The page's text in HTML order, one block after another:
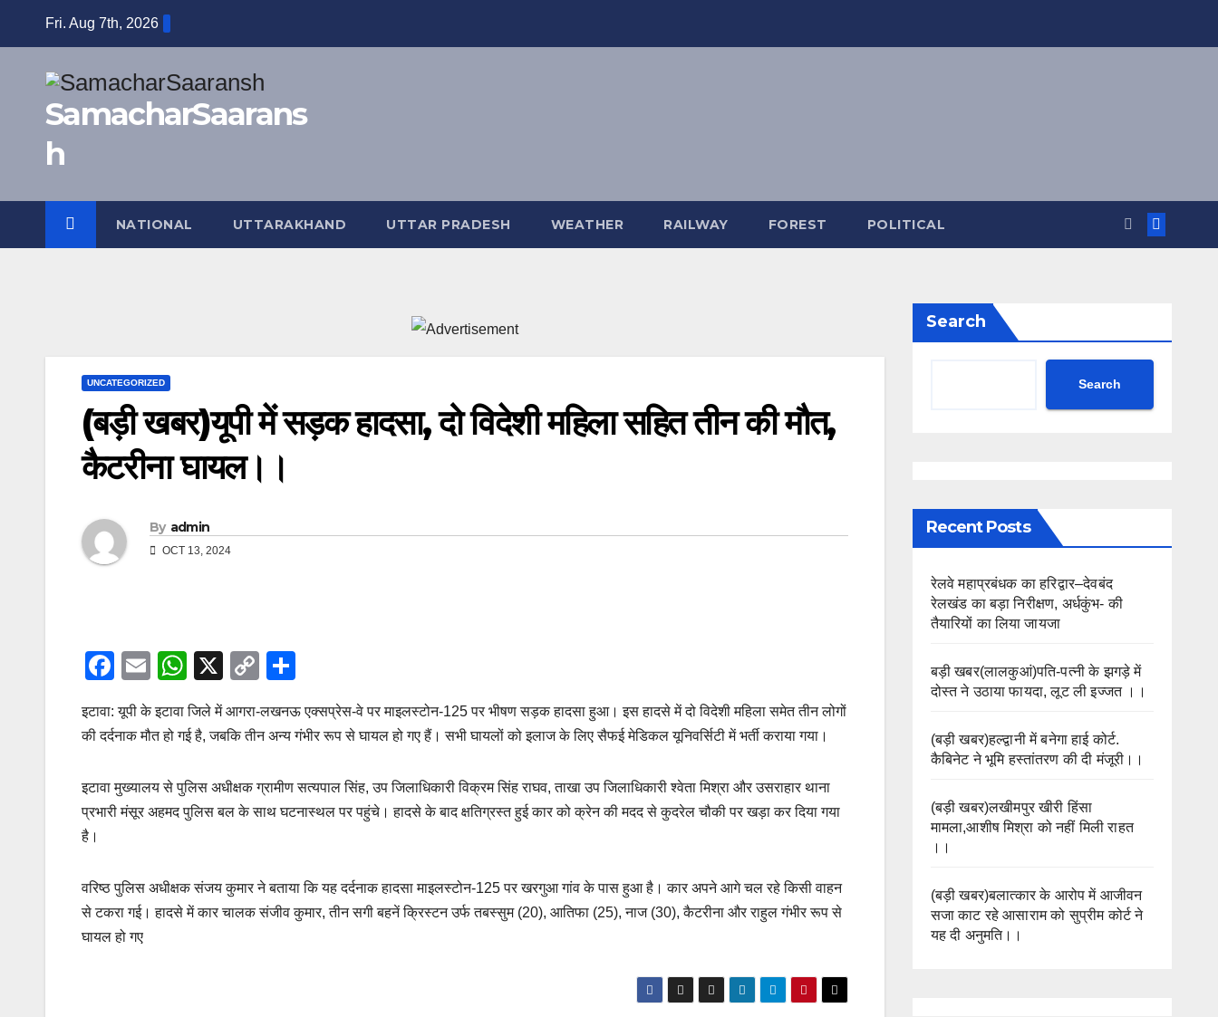
Fri. Aug 7th, 2026
SamacharSaarans
h
NATIONAL UTTARAKHAND UTTAR PRADESH WEATHER RAILWAY FOREST POLITICAL
UNCATEGORIZED
(बड़ी खबर)यूपी में सड़क हादसा, दो विदेशी महिला सहित तीन की मौत,
कैटरीना घायल।।
By admin
OCT 13, 2024
F
c
b
o
E
ail
W
at
s
A
p
X
C
p
Li
n
ar
इटावा: यूपी के इटावा जिले में आगरा-लखनऊ एक्सप्रेस-वे पर माइलस्टोन-125 पर भीषण सड़क हादसा हुआ। इस हादसे में दो विदेशी महिला समेत तीन लोगों
की दर्दनाक मौत हो गई है, जबकि तीन अन्य गंभीर रूप से घायल हो गए हैं। सभी घायलों को इलाज के लिए सैफई मेडिकल यूनिवर्सिटी में भर्ती कराया गया।
इटावा मुख्यालय से पुलिस अधीक्षक ग्रामीण सत्यपाल सिंह, उप जिलाधिकारी विक्रम सिंह राघव, ताखा उप जिलाधिकारी श्वेता मिश्रा और उसराहार थाना
प्रभारी मंसूर अहमद पुलिस बल के साथ घटनास्थल पर पहुंचे। हादसे के बाद क्षतिग्रस्त हुई कार को क्रेन की मदद से कुदरेल चौकी पर खड़ा कर दिया गया
है।
वरिष्ठ पुलिस अधीक्षक संजय कुमार ने बताया कि यह दर्दनाक हादसा माइलस्टोन-125 पर खरगुआ गांव के पास हुआ है। कार अपने आगे चल रहे किसी वाहन
से टकरा गई। हादसे में कार चालक संजीव कुमार, तीन सगी बहनें क्रिस्टन उर्फ तबस्सुम (20), आतिफा (25), नाज (30), कैटरीना और राहुल गंभीर रूप से
घायल हो गए
Search
Search
Recent Posts
रेलवे महाप्रबंधक का हरिद्वार–देवबंद
रेलखंड का बड़ा निरीक्षण, अर्धकुंभ- की
तैयारियों का लिया जायजा
बड़ी खबर(लालकुआं)पति-पत्नी के झगड़े में
दोस्त ने उठाया फायदा, लूट ली इज्जत ।।
(बड़ी खबर)हल्द्वानी में बनेगा हाई कोर्ट.
कैबिनेट ने भूमि हस्तांतरण की दी मंजूरी।।
(बड़ी खबर)लखीमपुर खीरी हिंसा
मामला,आशीष मिश्रा को नहीं मिली राहत
।।
(बड़ी खबर)बलात्कार के आरोप में आजीवन
सजा काट रहे आसाराम को सुप्रीम कोर्ट ने
यह दी अनुमति।।